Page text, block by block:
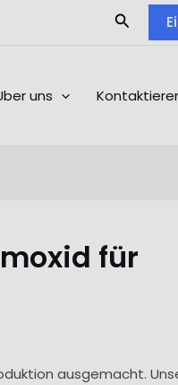
Search
uns
für
ausgemacht.